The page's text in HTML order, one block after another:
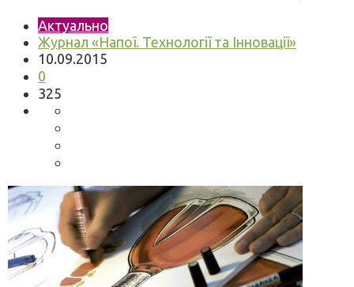
Актуально
Журнал «Напої. Технології та Інновації»
10.09.2015
0
325